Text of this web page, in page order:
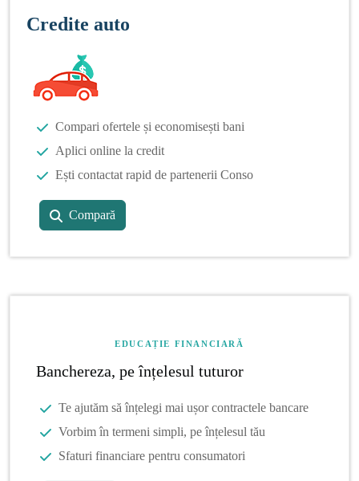
Credite auto
Compari ofertele și economisești bani
Aplici online la credit
Ești contactat rapid de partenerii Conso
Compară
EDUCAȚIE FINANCIARĂ
Banchereza, pe înțelesul tuturor
Te ajutăm să înțelegi mai ușor contractele bancare
Vorbim în termeni simpli, pe înțelesul tău
Sfaturi financiare pentru consumatori